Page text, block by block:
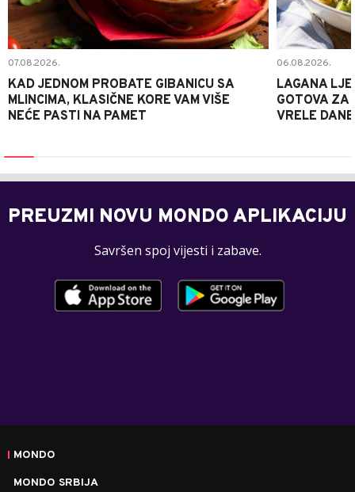
07.08.2026.
KAD JEDNOM PROBATE GIBANICU SA
MLINCIMA, KLASIČNE KORE VAM VIŠE
NEĆE PASTI NA PAMET
06.08.2026.
LAGANA
GOTOVA ZA
VRELE DANE
PREUZMI NOVU MONDO APLIKACIJU
Savršen spoj vijesti i zabave.
MONDO
MONDO SRBIJA